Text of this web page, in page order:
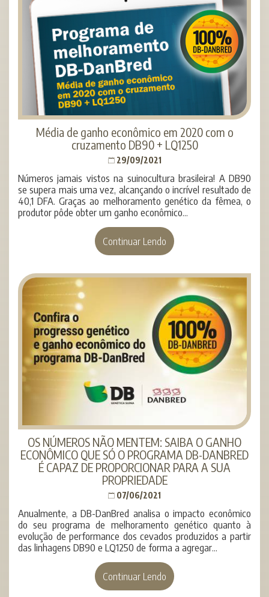
Média de ganho econômico em 2020 com o
cruzamento DB90 + LQ1250
29/09/2021
Números jamais vistos na suinocultura brasileira! A DB90
se supera mais uma vez, alcançando o incrível resultado de
40,1 DFA. Graças ao melhoramento genético da fêmea, o
produtor pôde obter um ganho econômico...
Continuar Lendo
OS NÚMEROS NÃO MENTEM: SAIBA O GANHO
ECONÔMICO QUE SÓ O PROGRAMA DB-DANBRED
É CAPAZ DE PROPORCIONAR PARA A SUA
PROPRIEDADE
07/06/2021
Anualmente, a DB-DanBred analisa o impacto econômico
do seu programa de melhoramento genético quanto à
evolução de performance dos cevados produzidos a partir
das linhagens DB90 e LQ1250 de forma a agregar...
Continuar Lendo